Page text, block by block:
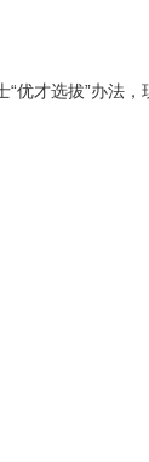
才选拔”办法，